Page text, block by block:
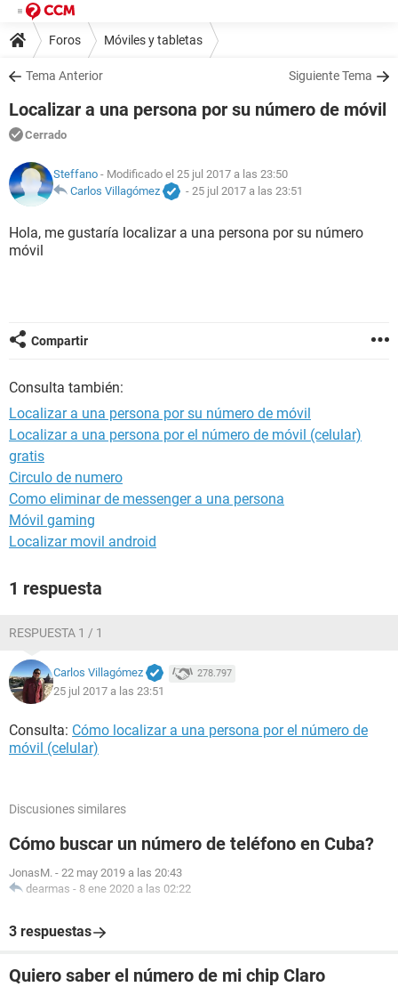
Foros Móviles y tabletas
Tema Anterior Siguiente Tema
Localizar a una persona por su número de móvil
Cerrado
Steffano - Modificado el 25 jul 2017 a las 23:50
Carlos Villagómez
- 25 jul 2017 a las 23:51
Hola, me gustaría localizar a una persona por su número
móvil
Compartir
Consulta también:
Localizar a una persona por su número de móvil
Localizar a una persona por el número de móvil (celular)
gratis
Circulo de numero
Como eliminar de messenger a una persona
Móvil gaming
Localizar movil android
1 respuesta
RESPUESTA 1 / 1
Carlos Villagómez 278.797
25 jul 2017 a las 23:51
Consulta: Cómo localizar a una persona por el número de
móvil (celular)
Discusiones similares
Cómo buscar un número de teléfono en Cuba?
JonasM. - 22 may 2019 a las 20:43
dearmas - 8 ene 2020 a las 02:22
3 respuestas
Quiero saber el número de mi chip Claro